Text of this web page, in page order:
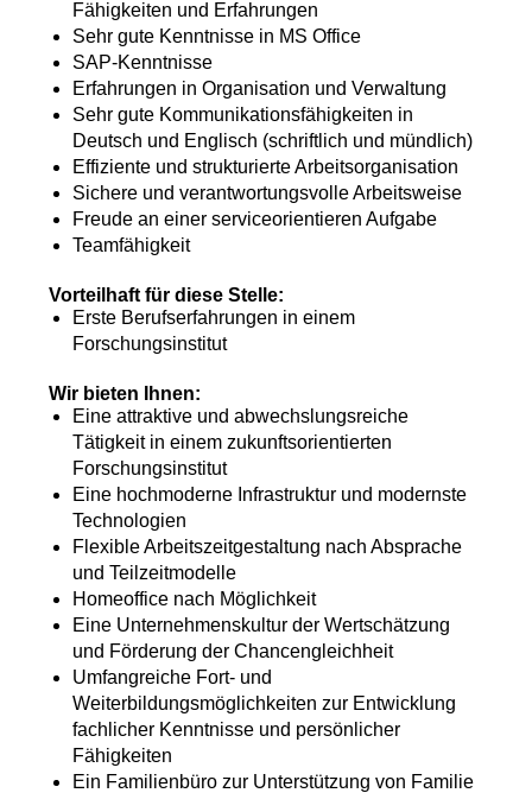
Fähigkeiten und Erfahrungen
Sehr gute Kenntnisse in MS Office
SAP-Kenntnisse
Erfahrungen in Organisation und Verwaltung
Sehr gute Kommunikationsfähigkeiten in
Deutsch und Englisch (schriftlich und mündlich)
Effiziente und strukturierte Arbeitsorganisation
Sichere und verantwortungsvolle Arbeitsweise
Freude an einer serviceorientieren Aufgabe
Teamfähigkeit
Vorteilhaft für diese Stelle:
Erste Berufserfahrungen in einem
Forschungsinstitut
Wir bieten Ihnen:
Eine attraktive und abwechslungsreiche
Tätigkeit in einem zukunftsorientierten
Forschungsinstitut
Eine hochmoderne Infrastruktur und modernste
Technologien
Flexible Arbeitszeitgestaltung nach Absprache
und Teilzeitmodelle
Homeoffice nach Möglichkeit
Eine Unternehmenskultur der Wertschätzung
und Förderung der Chancengleichheit
Umfangreiche Fort- und
Weiterbildungsmöglichkeiten zur Entwicklung
fachlicher Kenntnisse und persönlicher
Fähigkeiten
Ein Familienbüro zur Unterstützung von Familie